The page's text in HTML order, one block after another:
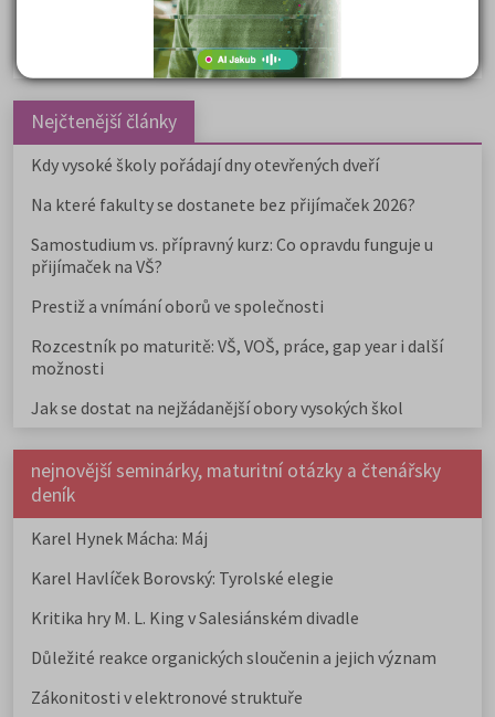
Politologie a mezinár. vztahy
Policejní akademie
Nejčtenější články
Kdy vysoké školy pořádají dny otevřených dveří
Na které fakulty se dostanete bez přijímaček 2026?
Samostudium vs. přípravný kurz: Co opravdu funguje u
přijímaček na VŠ?
Prestiž a vnímání oborů ve společnosti
Rozcestník po maturitě: VŠ, VOŠ, práce, gap year i další
možnosti
Jak se dostat na nejžádanější obory vysokých škol
nejnovější seminárky, maturitní otázky a čtenářsky
deník
Karel Hynek Mácha: Máj
Karel Havlíček Borovský: Tyrolské elegie
Kritika hry M. L. King v Salesiánském divadle
Důležité reakce organických sloučenin a jejich význam
Zákonitosti v elektronové struktuře